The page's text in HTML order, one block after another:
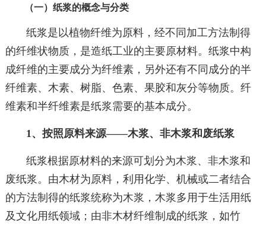
（一）纸浆的概念与分类
纸浆是以植物纤维为原料，经不同加工方法制得
的纤维状物质，是造纸工业的主要原材料。纸浆中构
成纤维的主要成分为纤维素，另外还有不同成分的半
纤维素、木素、树脂、色素、果胶和灰分等物质。纤
维素和半纤维素是纸浆需要的基本成分。
1、按照原料来源——木浆、非木浆和废纸浆
纸浆根据原材料的来源可划分为木浆、非木浆和
废纸浆。由木材为原料，利用化学、机械或二者结合
的方法制得的纸浆统称为木浆，木浆多用于生活用纸
及文化用纸领域；由非木材纤维制成的纸浆，如竹